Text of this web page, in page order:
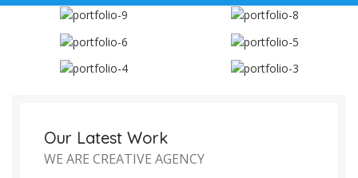
Our Latest Work
WE ARE CREATIVE AGENCY